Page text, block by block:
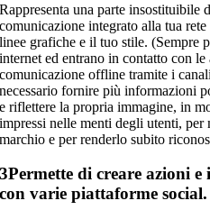
Rappresenta una parte insostituibile
comunicazione integrato alla tua
linee grafiche e il tuo stile. (Sempre
internet ed entrano in contatto con
comunicazione offline tramite i
necessario fornire più informazioni
e riflettere la propria immagine, in
impressi nelle menti degli utenti, per
marchio e per renderlo subito
3Permette di creare azioni
con varie piattaforme social.